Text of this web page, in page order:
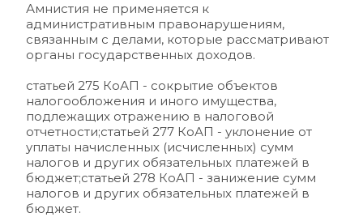
Амнистия не применяется к
административным правонарушениям,
связанным с делами, которые рассматривают
органы государственных доходов.
статьей 275 КоАП - сокрытие объектов
налогообложения и иного имущества,
подлежащих отражению в налоговой
отчетности;статьей 277 КоАП - уклонение от
уплаты начисленных (исчисленных) сумм
налогов и других обязательных платежей в
бюджет;статьей 278 КоАП - занижение сумм
налогов и других обязательных платежей в
бюджет.